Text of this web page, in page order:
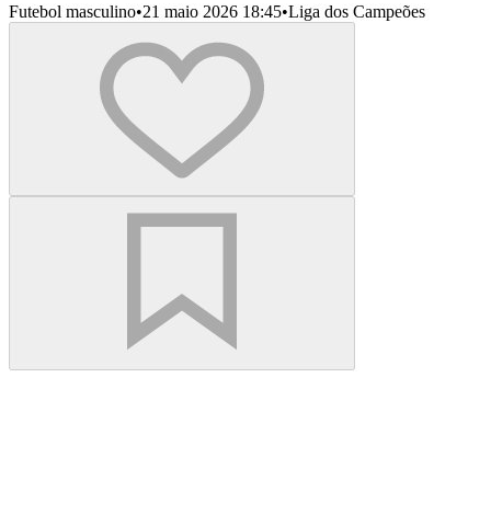
Futebol masculino•21 maio 2026 18:45•Liga dos Campeões